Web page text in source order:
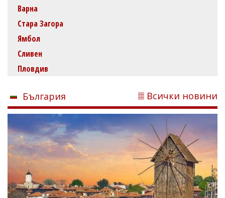
Варна
Стара Загора
Ямбол
Сливен
Пловдив
България Всички новини